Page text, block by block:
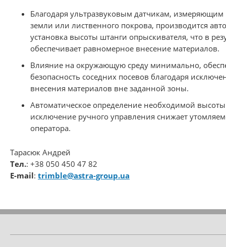
Благодаря ультразвуковым датчикам, измеряющим
земли или лиственного покрова, производится
установка высоты штанги опрыскивателя, что в
обеспечивает равномерное внесение материалов.
Влияние на окружающую среду минимально,
безопасность соседних посевов благодаря
внесения материалов вне заданной зоны.
Автоматическое определение необходимой
исключение ручного управления снижает
оператора.
Тарасюк Андрей
Тел.: +38 050 450 47 82
Е-mail: trimble@astra-group.ua